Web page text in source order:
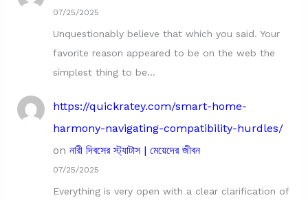
07/25/2025
Unquestionably believe that which you said. Your
favorite reason appeared to be on the web the
simplest thing to be…
https://quickratey.com/smart-home-
harmony-navigating-compatibility-hurdles/
on নারী দিবসের স্ট্যাটাস | মেয়েদের জীবন
07/25/2025
Everything is very open with a clear clarification of